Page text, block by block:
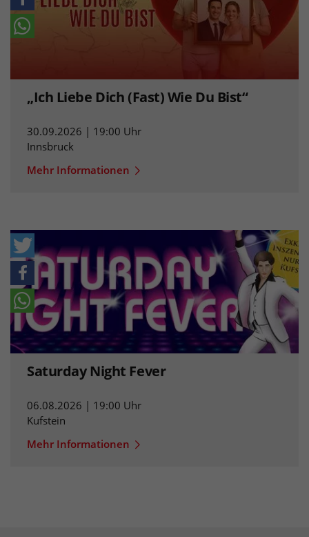
„Ich Liebe Dich (Fast) Wie Du Bist“
30.09.2026 | 19:00 Uhr
Innsbruck
Mehr Informationen
Saturday Night Fever
06.08.2026 | 19:00 Uhr
Kufstein
Mehr Informationen